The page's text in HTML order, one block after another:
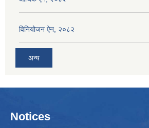
विनियोजन ऐन, २०८२
अन्य
Notices